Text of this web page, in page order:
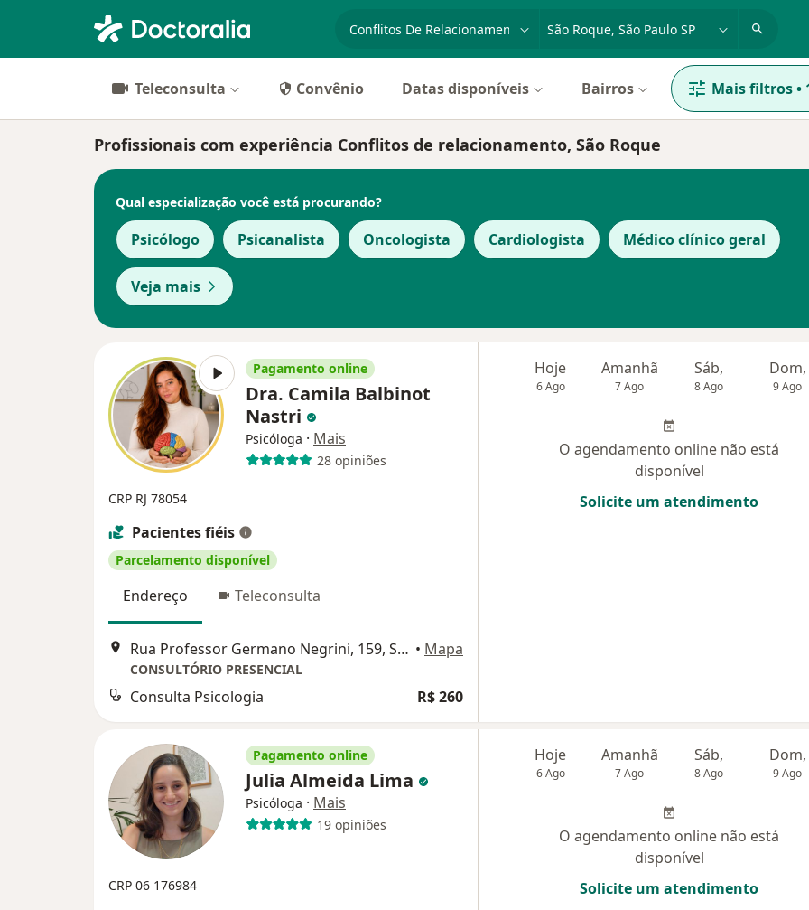
Teleconsulta Convênio Datas disponíveis Bairros Mais filtros•
Profissionais com experiência Conflitos de relacionamento, São Roque
Qual especialização você está procurando?
Psicólogo Psicanalista Oncologista Cardiologista Médico clínico geral
Veja mais
Pagamento online
Dra. Camila Balbinot
Nastri
Psicóloga · Mais
28 opiniões
CRP RJ 78054
Pacientes fiéis
Parcelamento disponível
Endereço Teleconsulta
Rua Professor Germano Negrini, 159, São Roque • Mapa
CONSULTÓRIO PRESENCIAL
Consulta Psicologia R$ 260
Hoje
6 Ago
Amanhã
7 Ago
Sáb,
8 Ago
Dom,
9 Ago
O agendamento online não está
disponível
Solicite um atendimento
Pagamento online
Julia Almeida Lima
Psicóloga · Mais
19 opiniões
CRP 06 176984
Hoje
6 Ago
Amanhã
7 Ago
Sáb,
8 Ago
Dom,
9 Ago
O agendamento online não está
disponível
Solicite um atendimento